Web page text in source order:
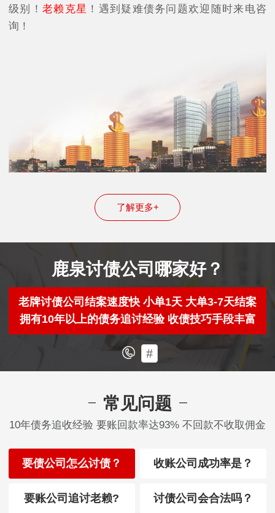
级别！ 老赖克星 ！遇到疑难债务问题欢迎随时来电咨
询！
了解更多+
鹿泉讨债公司哪家好？
老牌讨债公司结案速度快 小单1天 大单3-7天结案
拥有10年以上的债务追讨经验 收债技巧手段丰富
#
常见问题
10年债务追收经验 要账回款率达93% 不回款不收取佣金
要债公司怎么讨债？ 收账公司成功率是？
要账公司追讨老赖? 讨债公司会合法吗？